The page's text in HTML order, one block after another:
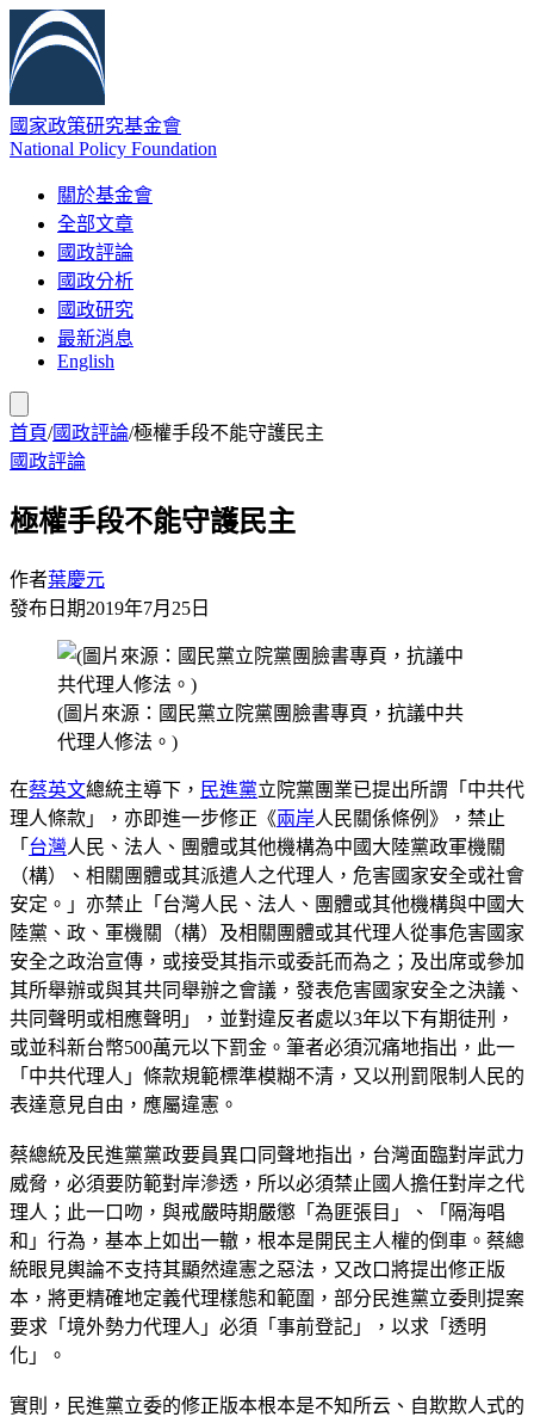
國家政策研究基金會
National Policy Foundation
關於基金會
全部文章
國政評論
國政分析
國政研究
最新消息
English
首頁/國政評論/極權手段不能守護民主
國政評論
極權手段不能守護民主
作者葉慶元
發布日期2019年7月25日
(圖片來源：國民黨立院黨團臉書專頁，抗議中共
代理人修法。)
在蔡英文總統主導下， 民進黨立院黨團業已提出所謂「中共代
理人條款」，亦即進一步修正《兩岸人民關係條例》，禁止
「 台灣人民、法人、團體或其他機構為中國大陸黨政軍機關
（構）、相關團體或其派遣人之代理人，危害國家安全或社會
安定。」亦禁止「台灣人民、法人、團體或其他機構與中國大
陸黨、政、軍機關（構）及相關團體或其代理人從事危害國家
安全之政治宣傳，或接受其指示或委託而為之；及出席或參加
其所舉辦或與其共同舉辦之會議，發表危害國家安全之決議、
共同聲明或相應聲明」，並對違反者處以3年以下有期徒刑，
或並科新台幣500萬元以下罰金。筆者必須沉痛地指出，此一
「中共代理人」條款規範標準模糊不清，又以刑罰限制人民的
表達意見自由，應屬違憲。
蔡總統及民進黨黨政要員異口同聲地指出，台灣面臨對岸武力
威脅，必須要防範對岸滲透，所以必須禁止國人擔任對岸之代
理人；此一口吻，與戒嚴時期嚴懲「為匪張目」、「隔海唱
和」行為，基本上如出一轍，根本是開民主人權的倒車。蔡總
統眼見輿論不支持其顯然違憲之惡法，又改口將提出修正版
本，將更精確地定義代理樣態和範圍，部分民進黨立委則提案
要求「境外勢力代理人」必須「事前登記」，以求「透明
化」。
實則，民進黨立委的修正版本根本是不知所云、自欺欺人式的